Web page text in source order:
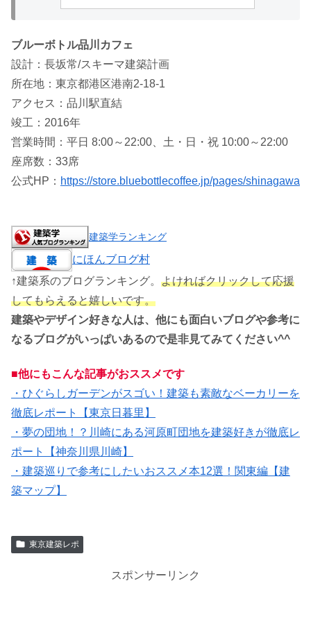
ブルーボトル品川カフェ
設計：長坂常/スキーマ建築計画
所在地：東京都港区港南2-18-1
アクセス：品川駅直結
竣工：2016年
営業時間：平日 8:00～22:00、土・日・祝 10:00～22:00
座席数：33席
公式HP： https://store.bluebottlecoffee.jp/pages/shinagawa
建築学ランキング
にほんブログ村
↑建築系のブログランキング。 よければクリックして応援
してもらえると嬉しいです。
建築やデザイン好きな人は、他にも面白いブログや参考に
なるブログがいっぱいあるので是非見てみてください^^
■他にもこんな記事がおススメです
・ひぐらしガーデンがスゴい！建築も素敵なベーカリーを
徹底レポート【東京日暮里】
・夢の団地！？川崎にある河原町団地を建築好きが徹底レ
ポート【神奈川県川崎】
・建築巡りで参考にしたいおススメ本12選！関東編【建
築マップ】
東京建築レポ
スポンサーリンク